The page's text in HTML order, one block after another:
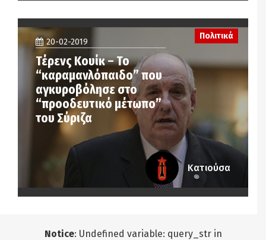
20-02-2019
Τέρενς Κουίκ – Το
“καραμανλόπαιδο” που
αγκυροβόλησε στο
“προοδευτικό μέτωπο”
του Σύριζα
Πολιτικά
Κατιούσα
Notice: Undefined variable: query_str in